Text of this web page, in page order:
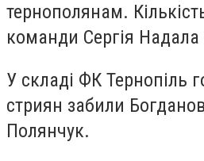
тернополянам.
команди Сергія Надала
У складі ФК Тернопіль
стриян забили
Полянчук.